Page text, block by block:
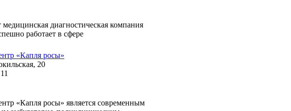
медицинская диагностическая компания
работает в сфере
«Капля росы»
20
«Капля росы» является современным